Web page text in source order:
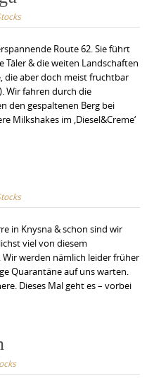
Route 62. Sie führt
Täler & die weiten Landschaften
die aber doch meist fruchtbar
Wir fahren durch die
den gespaltenen Berg bei
Milkshakes im ‚Diesel&Creme‘
in Knysna & schon sind wir
viel von diesem
werden nämlich leider früher
Quarantäne auf uns warten.
Dieses Mal geht es – vorbei